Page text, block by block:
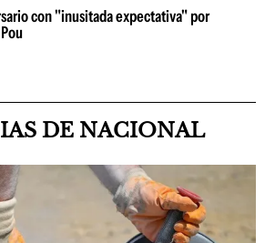
con "inusitada expectativa" por
DE NACIONAL